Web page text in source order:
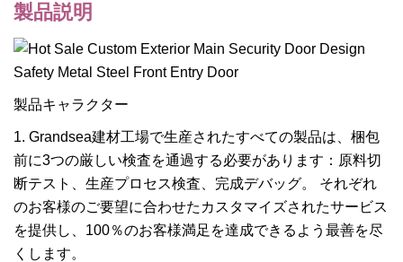
製品説明
製品キャラクター
1. Grandsea建材工場で生産されたすべての製品は、梱包
前に3つの厳しい検査を通過する必要があります：原料切
断テスト、生産プロセス検査、完成デバッグ。 それぞれ
のお客様のご要望に合わせたカスタマイズされたサービス
を提供し、100％のお客様満足を達成できるよう最善を尽
くします。